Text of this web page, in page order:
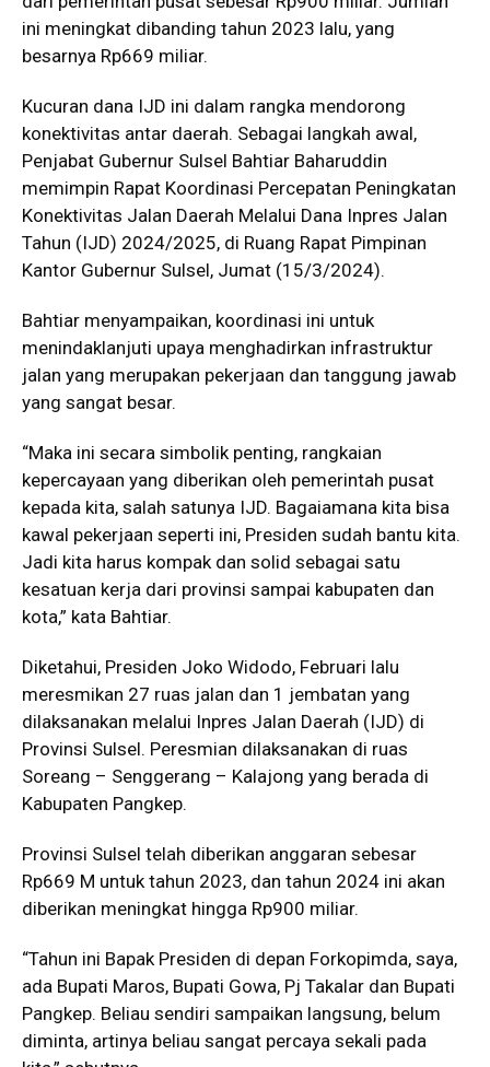
ini meningkat dibanding tahun 2023 lalu, yang
besarnya Rp669 miliar.
Kucuran dana IJD ini dalam rangka mendorong
konektivitas antar daerah. Sebagai langkah awal,
Penjabat Gubernur Sulsel Bahtiar Baharuddin
memimpin Rapat Koordinasi Percepatan Peningkatan
Konektivitas Jalan Daerah Melalui Dana Inpres Jalan
Tahun (IJD) 2024/2025, di Ruang Rapat Pimpinan
Kantor Gubernur Sulsel, Jumat (15/3/2024).
Bahtiar menyampaikan, koordinasi ini untuk
menindaklanjuti upaya menghadirkan infrastruktur
jalan yang merupakan pekerjaan dan tanggung jawab
yang sangat besar.
“Maka ini secara simbolik penting, rangkaian
kepercayaan yang diberikan oleh pemerintah pusat
kepada kita, salah satunya IJD. Bagaiamana kita bisa
kawal pekerjaan seperti ini, Presiden sudah bantu kita.
Jadi kita harus kompak dan solid sebagai satu
kesatuan kerja dari provinsi sampai kabupaten dan
kota,” kata Bahtiar.
Diketahui, Presiden Joko Widodo, Februari lalu
meresmikan 27 ruas jalan dan 1 jembatan yang
dilaksanakan melalui Inpres Jalan Daerah (IJD) di
Provinsi Sulsel. Peresmian dilaksanakan di ruas
Soreang – Senggerang – Kalajong yang berada di
Kabupaten Pangkep.
Provinsi Sulsel telah diberikan anggaran sebesar
Rp669 M untuk tahun 2023, dan tahun 2024 ini akan
diberikan meningkat hingga Rp900 miliar.
“Tahun ini Bapak Presiden di depan Forkopimda, saya,
ada Bupati Maros, Bupati Gowa, Pj Takalar dan Bupati
Pangkep. Beliau sendiri sampaikan langsung, belum
diminta, artinya beliau sangat percaya sekali pada